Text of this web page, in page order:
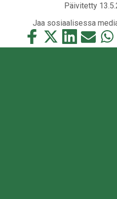
Päivitetty
Jaa sosiaalisessa
Jaa
tämä
Jaa
tämä
Jaa
tämä
Jaa
tämä
Jaa
tämä